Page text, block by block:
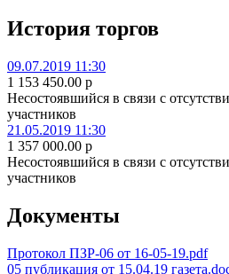
История торгов
09.07.2019 11:30
1 153 450.00 p
Несостоявшийся в связи с
участников
21.05.2019 11:30
1 357 000.00 p
Несостоявшийся в связи с
участников
Документы
Протокол ПЗР-06 от 16-05-19.pdf
05 публикация от 15.04.19